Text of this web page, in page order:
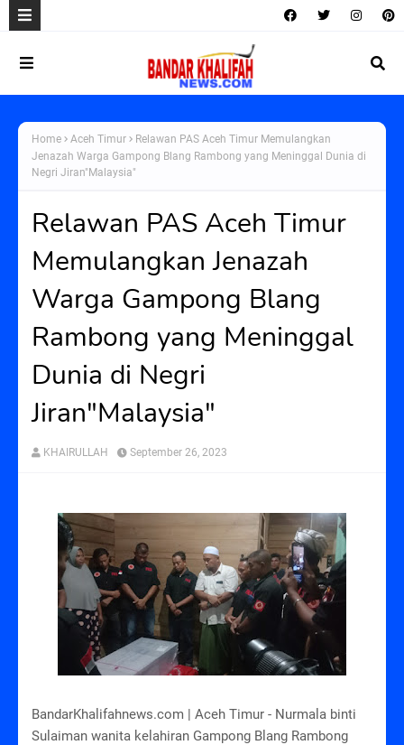
Home Aceh Timur
Relawan PAS Aceh Timur Memulangkan
Jenazah Warga Gampong Blang Rambong yang Meninggal Dunia di
Negri Jiran"Malaysia"
Relawan PAS Aceh Timur
Memulangkan Jenazah
Warga Gampong Blang
Rambong yang Meninggal
Dunia di Negri
Jiran"Malaysia"
KHAIRULLAH September 26, 2023
BandarKhalifahnews.com | Aceh Timur - Nurmala binti
Sulaiman wanita kelahiran Gampong Blang Rambong